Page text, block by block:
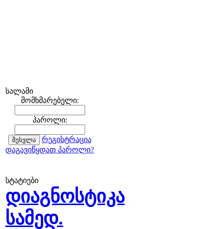
სალამი
მომხმარებელი:
პაროლი:
რეგისტრაცია
დაგავიწყდათ პაროლი?
სტატიები
დიაგნოსტიკა
სამედ.